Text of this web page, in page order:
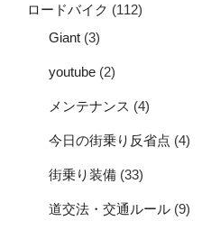
ロードバイク (112)
Giant (3)
youtube (2)
メンテナンス (4)
今日の街乗り反省点 (4)
街乗り装備 (33)
道交法・交通ルール (9)